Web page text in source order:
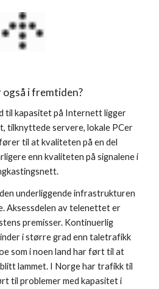
i fremtiden?
til kapasitet på Internett ligger
tilknyttede servere, lokale PCer
til at kvaliteten på en del
enn kvaliteten på signalene i
underliggende infrastrukturen
Aksessdelen av telenettet er
premisser. Kontinuerlig
i større grad enn taletrafikk
som i noen land har ført til at
lammet. I Norge har trafikk til
til problemer med kapasitet i